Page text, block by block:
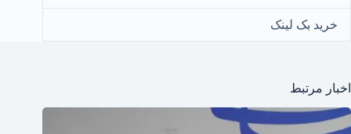
خرید بک لینک
اخبار مرتبط